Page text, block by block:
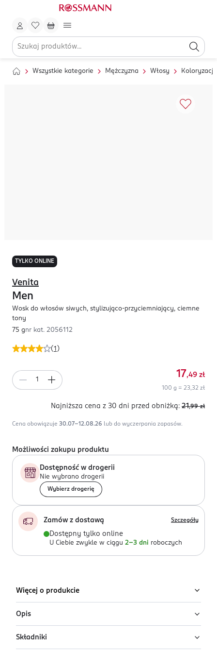
Wszystkie kategorie Mężczyzna Włosy
TYLKO ONLINE
(1 )
Venita
Men
Wosk do włosów siwych, stylizująco-przyciemniający, ciemne
tony
75 gnr kat. 2056112
17,49 zł
100 g = 23,32 zł
Najniższa cena z 30 dni przed obniżką: 21,99 zł
Cena obowiązuje 30.07-12.08.26 lub do wyczerpania zapasów.
Możliwości zakupu produktu
Dostępność w drogerii
Nie wybrano drogerii
Wybierz drogerię
Zamów z dostawą Szczegóły
Dostępny tylko online
U Ciebie zwykle w ciągu 2-3 dni roboczych
Więcej o produkcie
Opis
Odsiwiacz do włosów Venita Men w formie wosku, który
ekspresowo stylizuje i przyciemnia fryzurę. Doskonały
Składniki